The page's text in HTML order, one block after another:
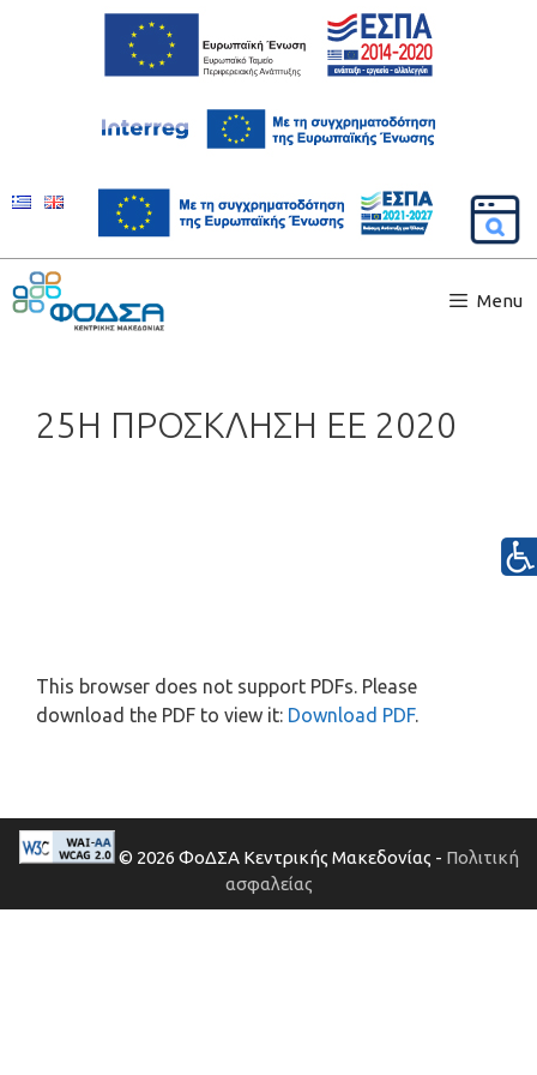
Menu
25Η ΠΡΟΣΚΛΗΣΗ ΕΕ 2020
This browser does not support PDFs. Please
download the PDF to view it: Download PDF.
© 2026 ΦοΔΣΑ Κεντρικής Μακεδονίας - Πολιτική
ασφαλείας